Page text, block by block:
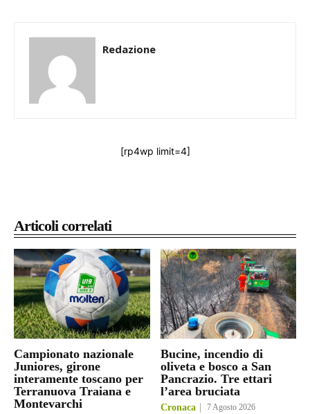
Articoli correlati
Campionato nazionale
Juniores, girone
interamente toscano per
Terranuova Traiana e
Montevarchi
Bucine, incendio di
oliveta e bosco a San
Pancrazio. Tre ettari
l’area bruciata
Cronaca 7 Agosto 2026
Redazione
[rp4wp limit=4]